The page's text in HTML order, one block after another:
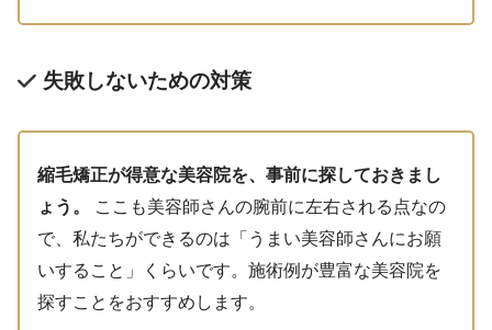
失敗しないための対策
縮毛矯正が得意な美容院を、事前に探しておきまし
ょう。
ここも美容師さんの腕前に左右される点なの
で、私たちができるのは「うまい美容師さんにお願
いすること」くらいです。施術例が豊富な美容院を
探すことをおすすめします。